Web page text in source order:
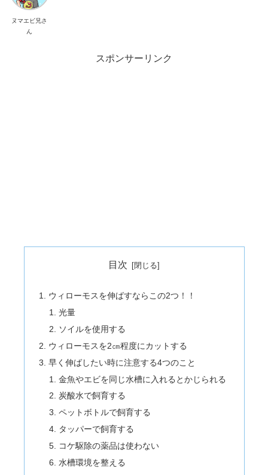
ヌマエビ兄さ
ん
スポンサーリンク
目次
ウィローモスを伸ばすならこの2つ！！
光量
ソイルを使用する
ウィローモスを2㎝程度にカットする
早く伸ばしたい時に注意する4つのこと
金魚やエビを同じ水槽に入れるとかじられる
炭酸水で飼育する
ペットボトルで飼育する
タッパーで飼育する
コケ駆除の薬品は使わない
水槽環境を整える